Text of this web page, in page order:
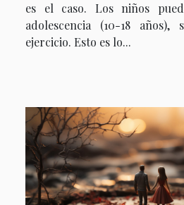
es el caso. Los niños
adolescencia (10-18
ejercicio. Esto es lo...